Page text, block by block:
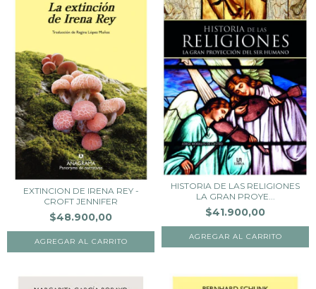
EXTINCION DE IRENA REY -
CROFT JENNIFER
$48.900,00
HISTORIA DE LAS RELIGIONES
LA GRAN PROYE...
$41.900,00